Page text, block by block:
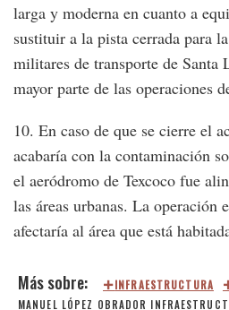
larga y moderna en cuanto a
sustituir a la pista cerrada para
militares de transporte de Santa
mayor parte de las operaciones
10. En caso de que se cierre el
acabaría con la contaminación
el aeródromo de Texcoco fue
las áreas urbanas. La operación
afectaría al área que está
INFRAESTRUCTURA
MANUEL LÓPEZ OBRADOR